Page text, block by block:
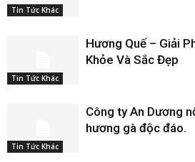
Tin Tức Khác
Tin Tức Khác
Hương Quế – Giải
Khỏe Và Sắc Đẹp
Tin Tức Khác
Công ty An Dương
hương gà độc đáo.